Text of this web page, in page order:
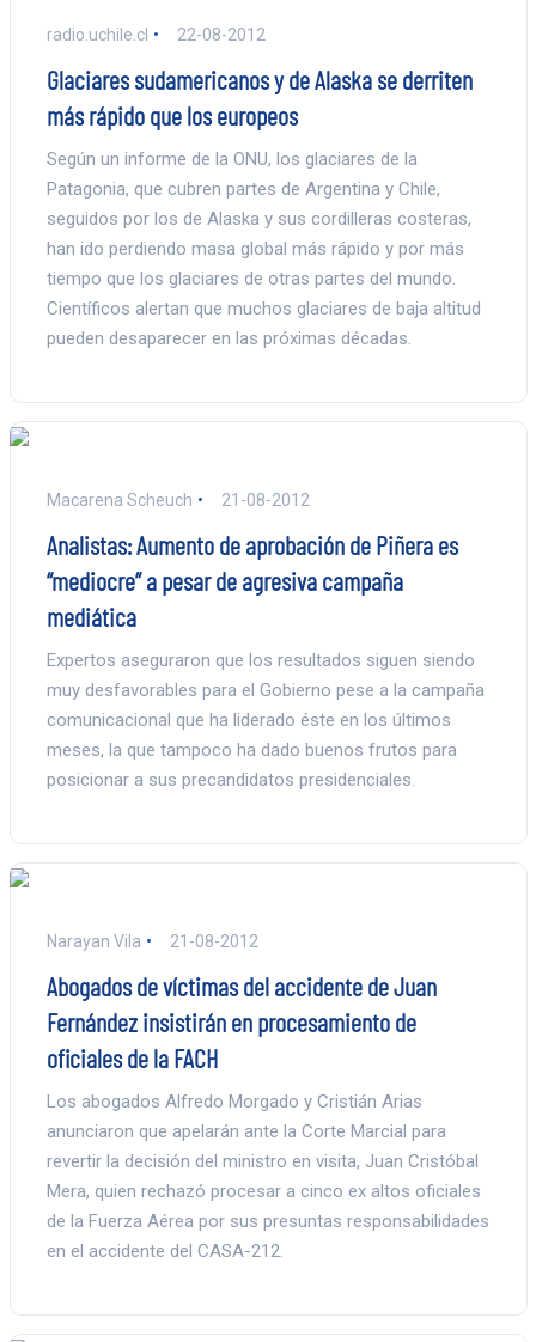
radio.uchile.cl 22-08-2012
Glaciares sudamericanos y de Alaska se derriten
más rápido que los europeos
Según un informe de la ONU, los glaciares de la
Patagonia, que cubren partes de Argentina y Chile,
seguidos por los de Alaska y sus cordilleras costeras,
han ido perdiendo masa global más rápido y por más
tiempo que los glaciares de otras partes del mundo.
Científicos alertan que muchos glaciares de baja altitud
pueden desaparecer en las próximas décadas.
Macarena Scheuch 21-08-2012
Analistas: Aumento de aprobación de Piñera es
“mediocre” a pesar de agresiva campaña
mediática
Expertos aseguraron que los resultados siguen siendo
muy desfavorables para el Gobierno pese a la campaña
comunicacional que ha liderado éste en los últimos
meses, la que tampoco ha dado buenos frutos para
posicionar a sus precandidatos presidenciales.
Narayan Vila 21-08-2012
Abogados de víctimas del accidente de Juan
Fernández insistirán en procesamiento de
oficiales de la FACH
Los abogados Alfredo Morgado y Cristián Arias
anunciaron que apelarán ante la Corte Marcial para
revertir la decisión del ministro en visita, Juan Cristóbal
Mera, quien rechazó procesar a cinco ex altos oficiales
de la Fuerza Aérea por sus presuntas responsabilidades
en el accidente del CASA-212.